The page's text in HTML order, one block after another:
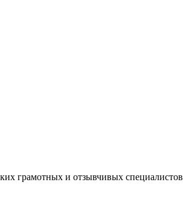
грамотных и отзывчивых специалистов